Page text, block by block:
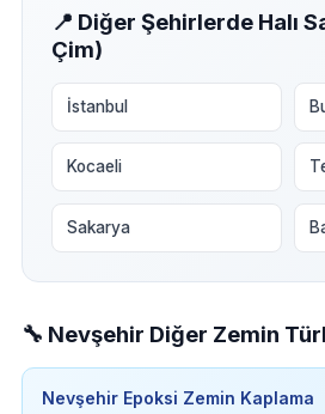
📍 Diğer Şehirlerde Halı
Çim)
İstanbul
Kocaeli
Sakarya
🔧 Nevşehir Diğer Zemin
Nevşehir Epoksi Zemin Kaplama